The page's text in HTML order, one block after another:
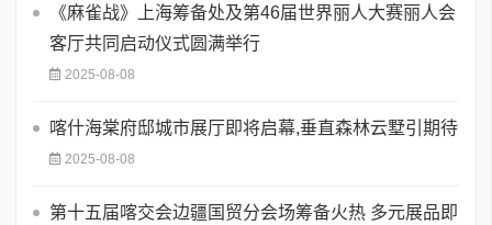
《麻雀战》上海筹备处及第46届世界丽人大赛丽人会
客厅共同启动仪式圆满举行
2025-08-08
喀什海棠府邸城市展厅即将启幕,垂直森林云墅引期待
2025-08-08
第十五届喀交会边疆国贸分会场筹备火热 多元展品即